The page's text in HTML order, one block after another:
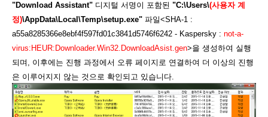
"Download Assistant" 디지털 서명이 포함된 "C:\Users\(사용자 계
정)\AppData\Local\Temp\setup.exe" 파일<SHA-1 :
a55a8285366e8ebf4f597fd01c3841d5746f6242 - Kaspersky : not-a-
virus:HEUR:Downloader.Win32.DownloadAsist.gen>을 생성하여 실행
되며, 이후에는 진행 과정에서 오류 페이지로 연결하여 더 이상의 진행
은 이루어지지 않는 것으로 확인되고 있습니다.